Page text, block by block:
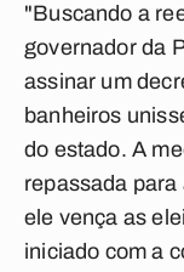
"Buscando a
governador da
assinar um
banheiros
do estado. A
repassada
ele vença as
iniciado com a